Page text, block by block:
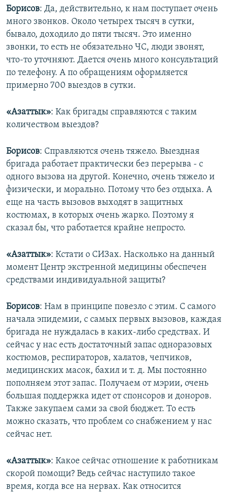
Борисов: Да, действительно, к нам поступает очень
много звонков. Около четырех тысяч в сутки,
бывало, доходило до пяти тысяч. Это именно
звонки, то есть не обязательно ЧС, люди звонят,
что-то уточняют. Дается очень много консультаций
по телефону. А по обращениям оформляется
примерно 700 выездов в сутки.
«Азаттык»: Как бригады справляются с таким
количеством выездов?
Борисов: Справляются очень тяжело. Выездная
бригада работает практически без перерыва - с
одного вызова на другой. Конечно, очень тяжело и
физически, и морально. Потому что без отдыха. А
еще на часть вызовов выходят в защитных
костюмах, в которых очень жарко. Поэтому я
сказал бы, что работается крайне непросто.
«Азаттык»: Кстати о СИЗах. Насколько на данный
момент Центр экстренной медицины обеспечен
средствами индивидуальной защиты?
Борисов: Нам в принципе повезло с этим. С самого
начала эпидемии, с самых первых вызовов, каждая
бригада не нуждалась в каких-либо средствах. И
сейчас у нас есть достаточный запас одноразовых
костюмов, респираторов, халатов, чепчиков,
медицинских масок, бахил и т. д. Мы постоянно
пополняем этот запас. Получаем от мэрии, очень
большая поддержка идет от спонсоров и доноров.
Также закупаем сами за свой бюджет. То есть
можно сказать, что проблем со снабжением у нас
сейчас нет.
«Азаттык»: Какое сейчас отношение к работникам
скорой помощи? Ведь сейчас наступило такое
время, когда все на нервах. Как относится